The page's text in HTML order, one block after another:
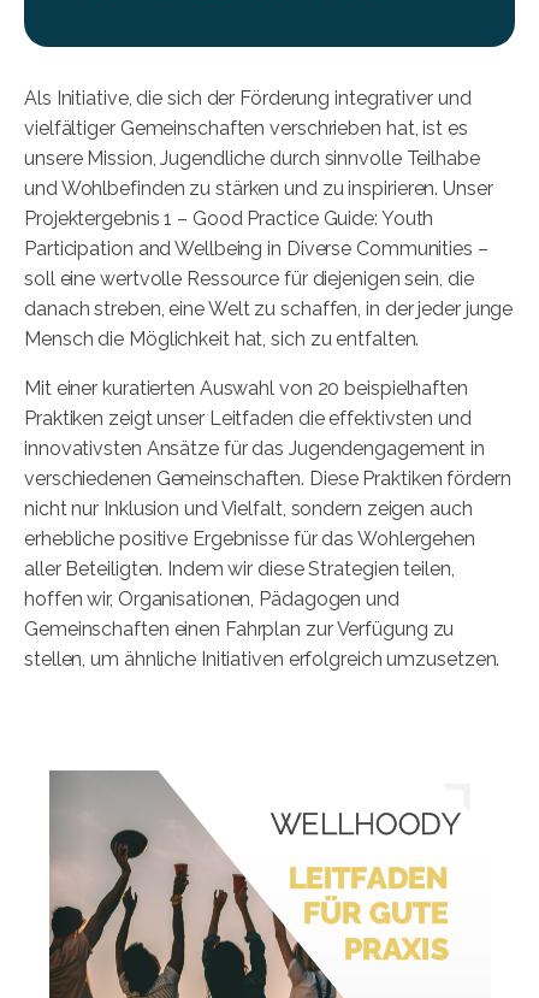
Als Initiative, die sich der Förderung integrativer und
vielfältiger Gemeinschaften verschrieben hat, ist es
unsere Mission, Jugendliche durch sinnvolle Teilhabe
und Wohlbefinden zu stärken und zu inspirieren. Unser
Projektergebnis 1 – Good Practice Guide: Youth
Participation and Wellbeing in Diverse Communities –
soll eine wertvolle Ressource für diejenigen sein, die
danach streben, eine Welt zu schaffen, in der jeder junge
Mensch die Möglichkeit hat, sich zu entfalten.
Mit einer kuratierten Auswahl von 20 beispielhaften
Praktiken zeigt unser Leitfaden die effektivsten und
innovativsten Ansätze für das Jugendengagement in
verschiedenen Gemeinschaften. Diese Praktiken fördern
nicht nur Inklusion und Vielfalt, sondern zeigen auch
erhebliche positive Ergebnisse für das Wohlergehen
aller Beteiligten. Indem wir diese Strategien teilen,
hoffen wir, Organisationen, Pädagogen und
Gemeinschaften einen Fahrplan zur Verfügung zu
stellen, um ähnliche Initiativen erfolgreich umzusetzen.